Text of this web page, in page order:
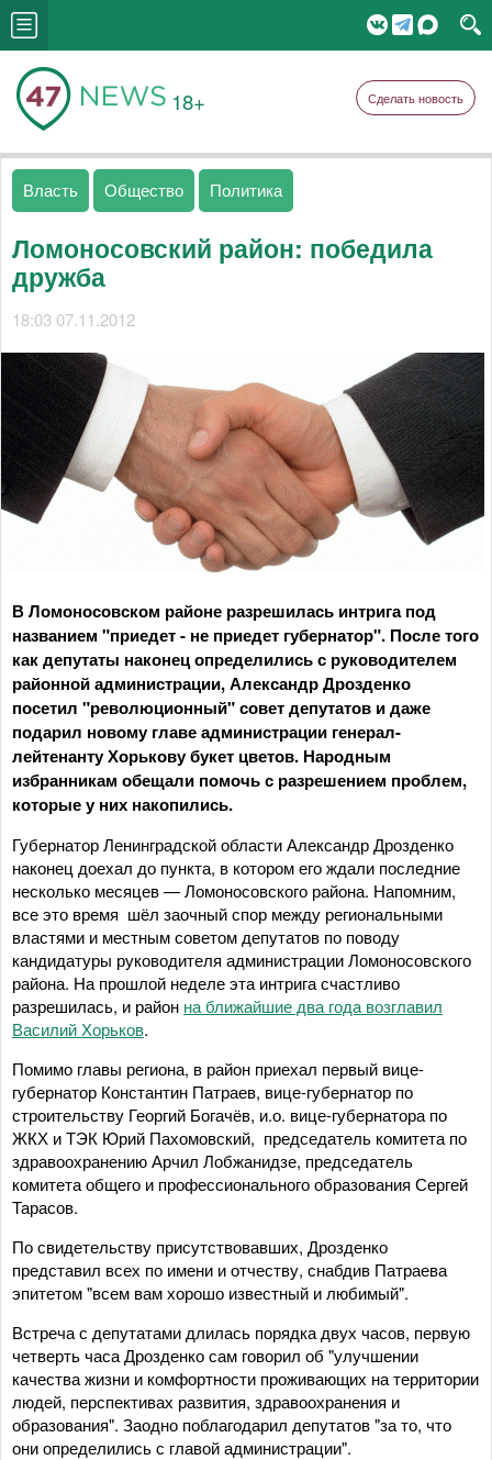
18+ Сделать новость
Власть Общество Политика
Ломоносовский район: победила
дружба
18:03 07.11.2012
В Ломоносовском районе разрешилась интрига под
названием "приедет - не приедет губернатор". После того
как депутаты наконец определились с руководителем
районной администрации, Александр Дрозденко
посетил "революционный" совет депутатов и даже
подарил новому главе администрации генерал-
лейтенанту Хорькову букет цветов. Народным
избранникам обещали помочь с разрешением проблем,
которые у них накопились.
Губернатор Ленинградской области Александр Дрозденко
наконец доехал до пункта, в котором его ждали последние
несколько месяцев — Ломоносовского района. Напомним,
все это время шёл заочный спор между региональными
властями и местным советом депутатов по поводу
кандидатуры руководителя администрации Ломоносовского
района. На прошлой неделе эта интрига счастливо
разрешилась, и район на ближайшие два года возглавил
Василий Хорьков.
Помимо главы региона, в район приехал первый вице-
губернатор Константин Патраев, вице-губернатор по
строительству Георгий Богачёв, и.о. вице-губернатора по
ЖКХ и ТЭК Юрий Пахомовский, председатель комитета по
здравоохранению Арчил Лобжанидзе, председатель
комитета общего и профессионального образования Сергей
Тарасов.
По свидетельству присутствовавших, Дрозденко
представил всех по имени и отчеству, снабдив Патраева
эпитетом "всем вам хорошо известный и любимый".
Встреча с депутатами длилась порядка двух часов, первую
четверть часа Дрозденко сам говорил об "улучшении
качества жизни и комфортности проживающих на территории
людей, перспективах развития, здравоохранения и
образования". Заодно поблагодарил депутатов "за то, что
они определились с главой администрации".